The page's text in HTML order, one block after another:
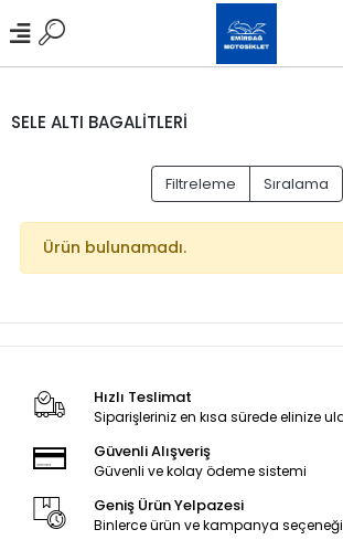
SELE ALTI BAGALİTLERİ
Filtreleme Sıralama
Ürün bulunamadı.
Hızlı Teslimat
Siparişleriniz en kısa sürede elinize
Güvenli Alışveriş
Güvenli ve kolay ödeme sistemi
Geniş Ürün Yelpazesi
Binlerce ürün ve kampanya seçeneği